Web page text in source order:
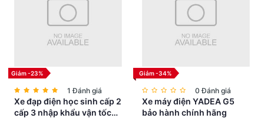
Phần đuôi xe vuốt về sau, hợp nhất đèn LED tích hợp tính năng
định vị ban ngày, giúp người đi sau dễ dàng nhận diện. Điều này
không chỉ tăng tính an toàn mà còn giảm thiểu nguy cơ cơ tai giao
thông.
Giảm -23%
1 Đánh giá
Xe đạp điện học sinh cấp 2
cấp 3 nhập khẩu vận tốc
Giảm -34%
0 Đánh giá
Xe máy điện YADEA G5
bảo hành chính hãng